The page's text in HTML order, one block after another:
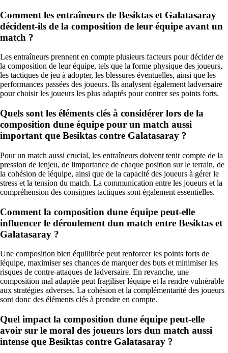
Comment les entraîneurs de Besiktas et Galatasaray
décident-ils de la composition de leur équipe avant un
match ?
Les entraîneurs prennent en compte plusieurs facteurs pour décider de
la composition de leur équipe, tels que la forme physique des joueurs,
les tactiques de jeu à adopter, les blessures éventuelles, ainsi que les
performances passées des joueurs. Ils analysent également ladversaire
pour choisir les joueurs les plus adaptés pour contrer ses points forts.
Quels sont les éléments clés à considérer lors de la
composition dune équipe pour un match aussi
important que Besiktas contre Galatasaray ?
Pour un match aussi crucial, les entraîneurs doivent tenir compte de la
pression de lenjeu, de limportance de chaque position sur le terrain, de
la cohésion de léquipe, ainsi que de la capacité des joueurs à gérer le
stress et la tension du match. La communication entre les joueurs et la
compréhension des consignes tactiques sont également essentielles.
Comment la composition dune équipe peut-elle
influencer le déroulement dun match entre Besiktas et
Galatasaray ?
Une composition bien équilibrée peut renforcer les points forts de
léquipe, maximiser ses chances de marquer des buts et minimiser les
risques de contre-attaques de ladversaire. En revanche, une
composition mal adaptée peut fragiliser léquipe et la rendre vulnérable
aux stratégies adverses. La cohésion et la complémentarité des joueurs
sont donc des éléments clés à prendre en compte.
Quel impact la composition dune équipe peut-elle
avoir sur le moral des joueurs lors dun match aussi
intense que Besiktas contre Galatasaray ?